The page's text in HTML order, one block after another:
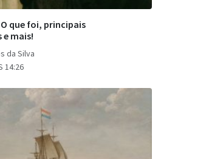
que foi, principais
mais!
da Silva
14:26